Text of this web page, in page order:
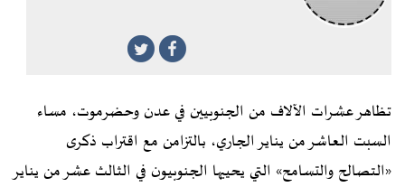
تظاهر عشرات الآلاف من الجنوبيين في عدن وحضرموت، مساء
السبت العاشر من يناير الجاري، بالتزامن مع اقتراب ذكرى
«التصالح والتسامح» التي يحييها الجنوبيون في الثالث عشر من يناير